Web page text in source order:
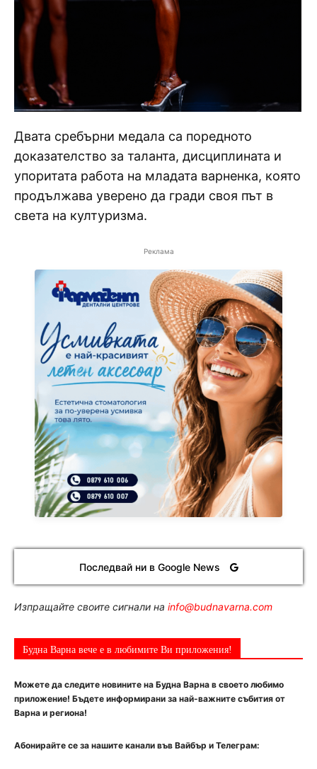
Двата сребърни медала са поредното
доказателство за таланта, дисциплината и
упоритата работа на младата варненка, която
продължава уверено да гради своя път в
света на културизма.
Реклама
Последвай ни в Google News
Изпращайте своите сигнали на info@budnavarna.com
Будна Варна вече е в любимите Ви приложения!
Можете да следите новините на Будна Варна в своето любимо
приложение! Бъдете информирани за най-важните събития от
Варна и региона!
Абонирайте се за нашите канали във Вайбър и Телеграм: